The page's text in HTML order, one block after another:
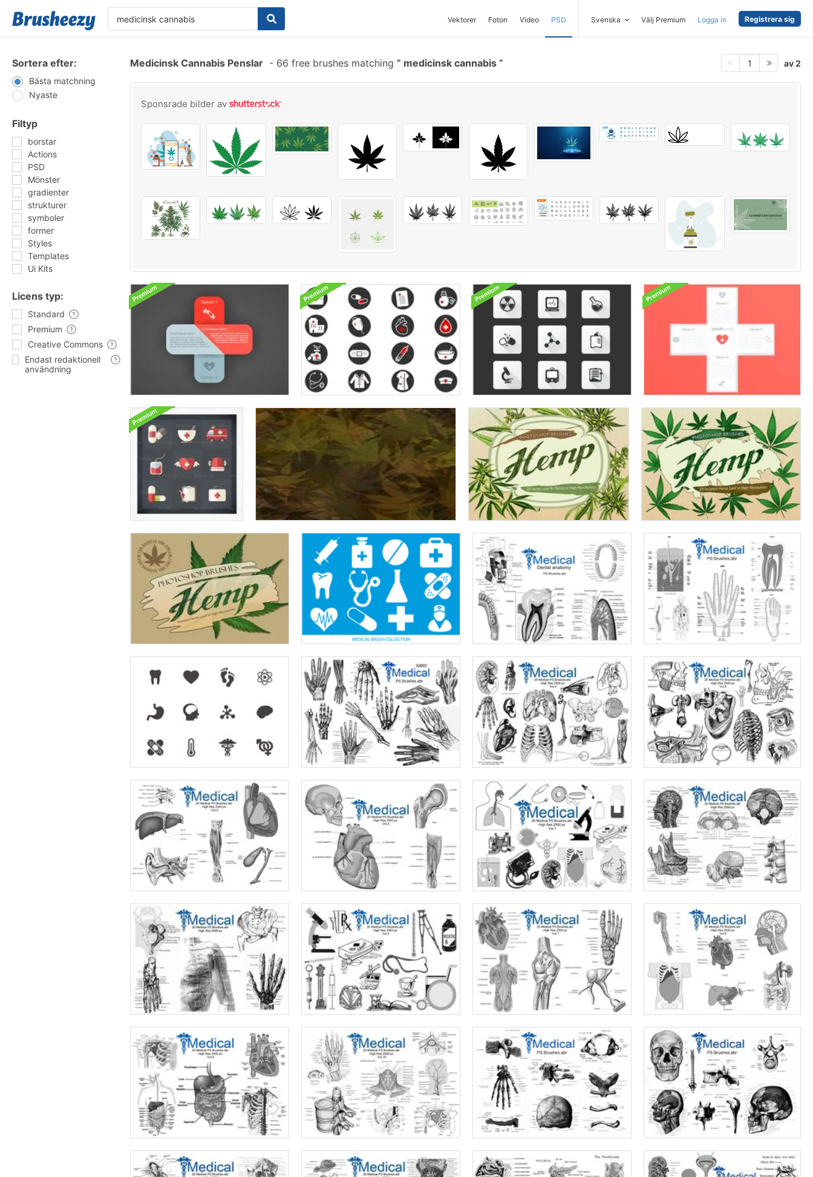
Vektorer Foton Video PSD Svenska Välj Premium Logga in Registrera sig
Sortera efter:
Bästa matchning
Nyaste
Filtyp
borstar
Actions
PSD
Mönster
gradienter
strukturer
symboler
former
Styles
Templates
Ui Kits
Licens typ:
Standard
Premium
Creative Commons
Endast redaktionell
användning
Medicinsk Cannabis Penslar - 66 free brushes matching medicinsk cannabis 1 av 2
Sponsrade bilder av